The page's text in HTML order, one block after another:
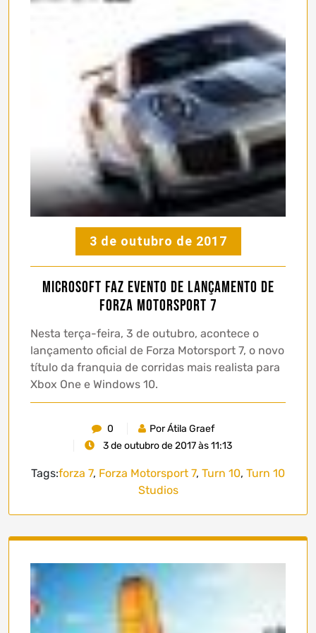
3 de outubro de 2017
Microsoft faz evento de lançamento de
Forza Motorsport 7
Nesta terça-feira, 3 de outubro, acontece o
lançamento oficial de Forza Motorsport 7, o novo
título da franquia de corridas mais realista para
Xbox One e Windows 10.
0
Por Átila Graef
3 de outubro de 2017 às 11:13
Tags:forza 7, Forza Motorsport 7, Turn 10, Turn 10
Studios